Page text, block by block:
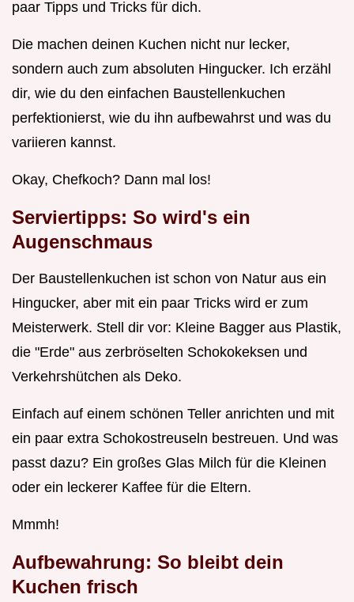
paar Tipps und Tricks für dich.
Die machen deinen Kuchen nicht nur lecker,
sondern auch zum absoluten Hingucker. Ich erzähl
dir, wie du den einfachen Baustellenkuchen
perfektionierst, wie du ihn aufbewahrst und was du
variieren kannst.
Okay, Chefkoch? Dann mal los!
Serviertipps: So wird's ein
Augenschmaus
Der Baustellenkuchen ist schon von Natur aus ein
Hingucker, aber mit ein paar Tricks wird er zum
Meisterwerk. Stell dir vor: Kleine Bagger aus Plastik,
die "Erde" aus zerbröselten Schokokeksen und
Verkehrshütchen als Deko.
Einfach auf einem schönen Teller anrichten und mit
ein paar extra Schokostreuseln bestreuen. Und was
passt dazu? Ein großes Glas Milch für die Kleinen
oder ein leckerer Kaffee für die Eltern.
Mmmh!
Aufbewahrung: So bleibt dein
Kuchen frisch